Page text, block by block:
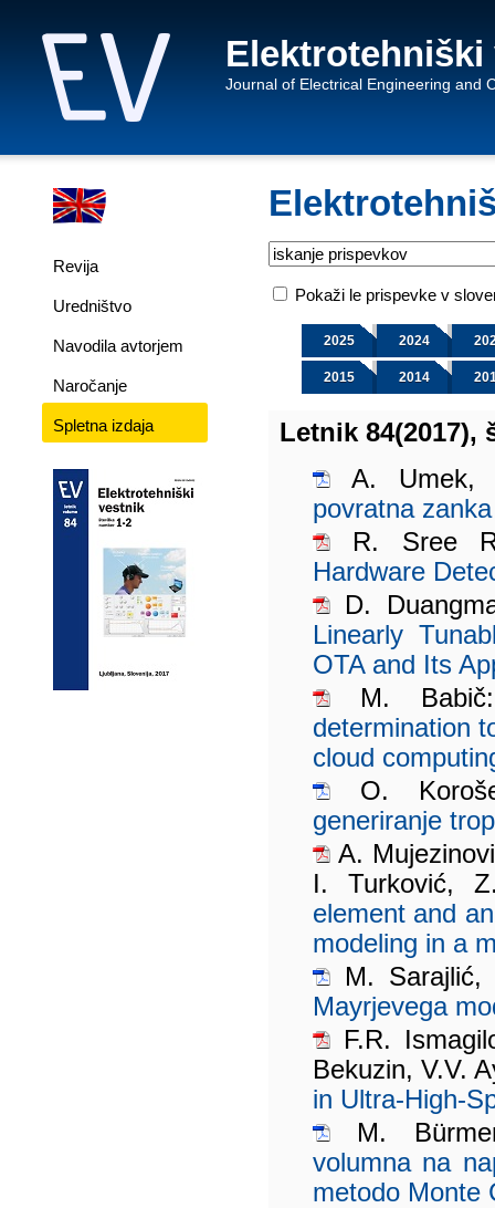
Elektrotehniški
Journal of Electrical Engineering and
Revija
Uredništvo
Navodila avtorjem
Naročanje
Spletna izdaja
Pokaži le prispevke v
2025 2024
2015 2014
Letnik 84(2017),
A. Umek,
povratna
R. Sree
Hardware
D.
Linearly
OTA and Its
M.
determination
cloud
O.
generiranje
A.
I. Turković,
element and
modeling in a
M. Sarajlić,
Mayrjevega
F.R.
Bekuzin, V.V.
in Ultra-High-
M.
volumna na
metodo Monte